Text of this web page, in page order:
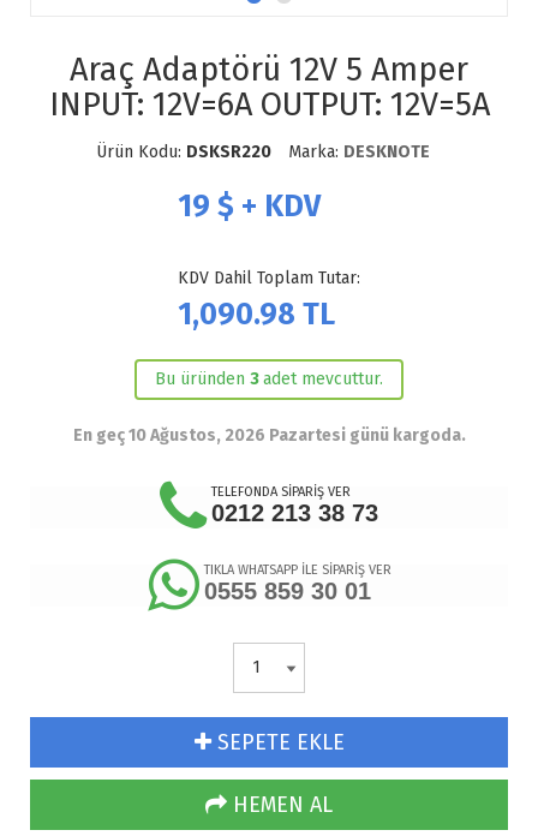
Araç Adaptörü 12V 5 Amper
INPUT: 12V=6A OUTPUT: 12V=5A
Ürün Kodu: DSKSR220 Marka: DESKNOTE
19 $ + KDV
KDV Dahil Toplam Tutar:
1,090.98 TL
Bu üründen 3adet mevcuttur.
En geç 10 Ağustos, 2026 Pazartesi günü kargoda.
TELEFONDA SİPARİŞ VER
0212 213 38 73
TIKLA WHATSAPP İLE SİPARİŞ VER
0555 859 30 01
SEPETE EKLE
HEMEN AL